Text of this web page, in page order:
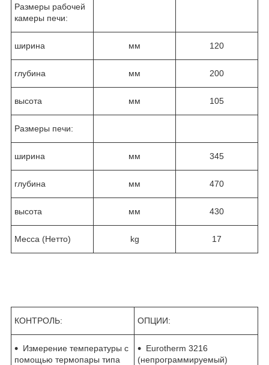
Размеры рабочей
камеры печи:
ширина мм 120
глубина мм 200
высота мм 105
Размеры печи:
ширина мм 345
глубина мм 470
высота мм 430
Месса (Нетто) kg 17
КОНТРОЛЬ: ОПЦИИ:
Измерение температуры с
помощью термопары типа
Eurotherm 3216
(непрограммируемый)